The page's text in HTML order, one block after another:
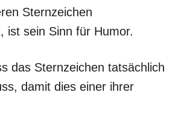
Sternzeichen
ist sein Sinn für Humor.
das Sternzeichen tatsächlich
damit dies einer ihrer